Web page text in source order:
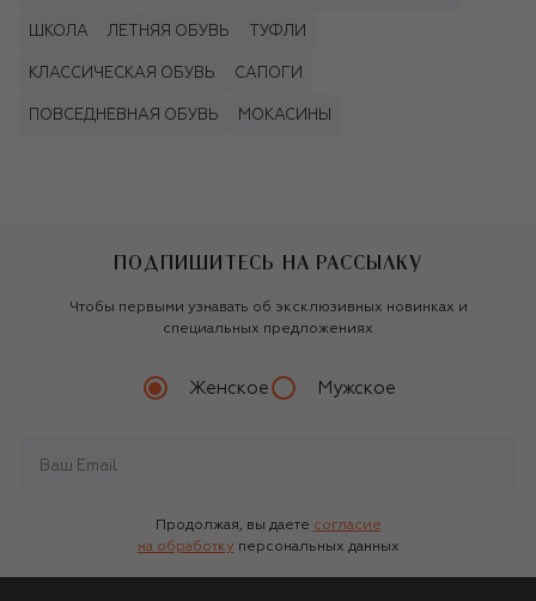
ШКОЛА ЛЕТНЯЯ ОБУВЬ ТУФЛИ
КЛАССИЧЕСКАЯ ОБУВЬ САПОГИ
ПОВСЕДНЕВНАЯ ОБУВЬ МОКАСИНЫ
ПОДПИШИТЕСЬ НА РАССЫЛКУ
Чтобы первыми узнавать об эксклюзивных новинках и
специальных предложениях
Женское Мужское
Продолжая, вы даете согласие
на обработку персональных данных